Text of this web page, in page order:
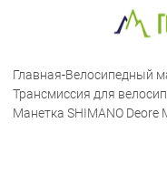
Главная-Велосипедный
Трансмиссия для
Манетка SHIMANO Deore